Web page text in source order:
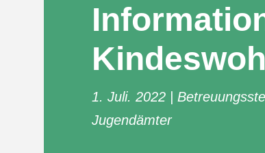
1. Juli. 2022
Jugendämter